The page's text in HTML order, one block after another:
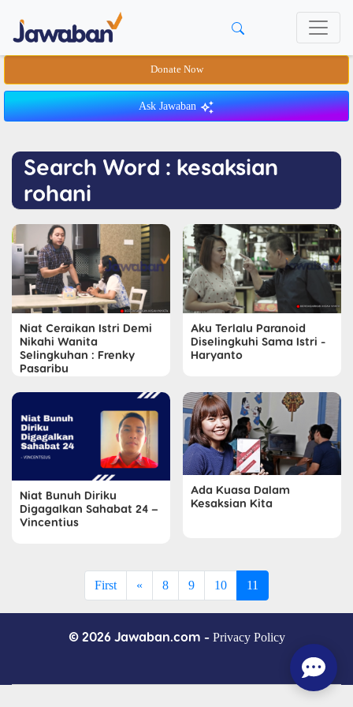
Donate Now
Ask Jawaban
Search Word : kesaksian
rohani
Niat Ceraikan Istri Demi
Nikahi Wanita
Selingkuhan : Frenky
Pasaribu
Aku Terlalu Paranoid
Diselingkuhi Sama Istri -
Haryanto
Niat Bunuh Diriku
Digagalkan Sahabat 24 –
Vincentius
Ada Kuasa Dalam
Kesaksian Kita
First « 8 9 10 11
© 2026 Jawaban.com - Privacy Policy